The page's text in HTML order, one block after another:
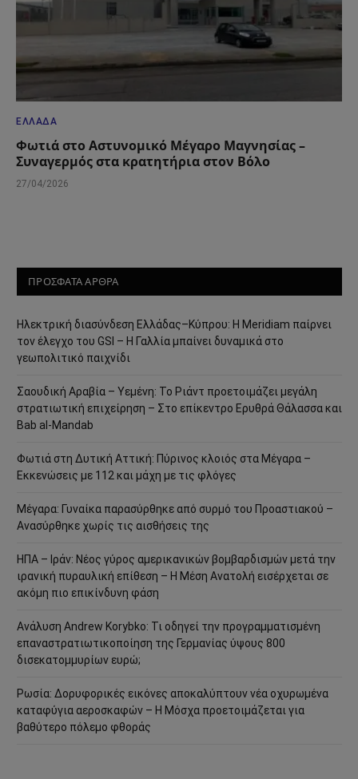
ΕΛΛΆΔΑ
Φωτιά στο Αστυνομικό Μέγαρο Μαγνησίας –
Συναγερμός στα κρατητήρια στον Βόλο
27/04/2026
ΠΡΟΣΦΑΤΑ ΑΡΘΡΑ
Ηλεκτρική διασύνδεση Ελλάδας–Κύπρου: Η Meridiam παίρνει
τον έλεγχο του GSI – Η Γαλλία μπαίνει δυναμικά στο
γεωπολιτικό παιχνίδι
Σαουδική Αραβία – Υεμένη: Το Ριάντ προετοιμάζει μεγάλη
στρατιωτική επιχείρηση – Στο επίκεντρο Ερυθρά Θάλασσα και
Bab al-Mandab
Φωτιά στη Δυτική Αττική: Πύρινος κλοιός στα Μέγαρα –
Εκκενώσεις με 112 και μάχη με τις φλόγες
Μέγαρα: Γυναίκα παρασύρθηκε από συρμό του Προαστιακού –
Ανασύρθηκε χωρίς τις αισθήσεις της
ΗΠΑ – Ιράν: Νέος γύρος αμερικανικών βομβαρδισμών μετά την
ιρανική πυραυλική επίθεση – Η Μέση Ανατολή εισέρχεται σε
ακόμη πιο επικίνδυνη φάση
Ανάλυση Andrew Korybko: Τι οδηγεί την προγραμματισμένη
επαναστρατιωτικοποίηση της Γερμανίας ύψους 800
δισεκατομμυρίων ευρώ;
Ρωσία: Δορυφορικές εικόνες αποκαλύπτουν νέα οχυρωμένα
καταφύγια αεροσκαφών – Η Μόσχα προετοιμάζεται για
βαθύτερο πόλεμο φθοράς